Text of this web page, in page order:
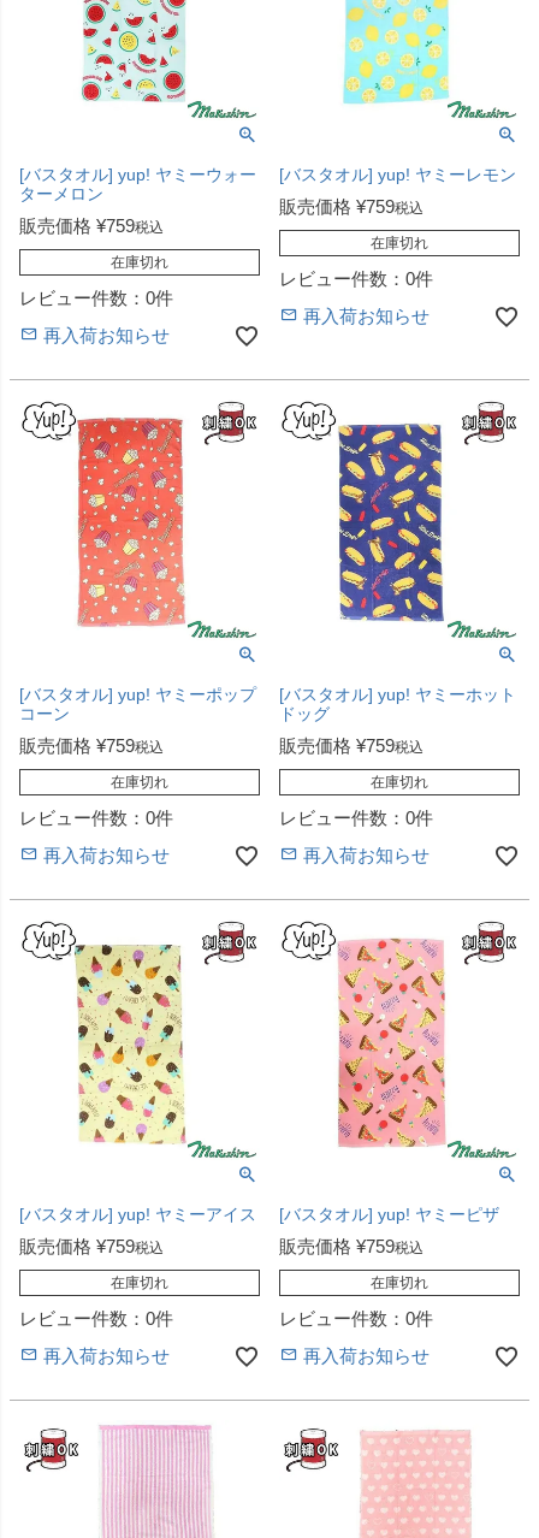
[バスタオル] yup! ヤミーウォー
ターメロン
販売価格 ¥759税込
在庫切れ
レビュー件数：0件
再入荷お知らせ
[バスタオル] yup! ヤミーレモン
販売価格 ¥759税込
在庫切れ
レビュー件数：0件
再入荷お知らせ
[バスタオル] yup! ヤミーポップ
コーン
販売価格 ¥759税込
在庫切れ
レビュー件数：0件
再入荷お知らせ
[バスタオル] yup! ヤミーホット
ドッグ
販売価格 ¥759税込
在庫切れ
レビュー件数：0件
再入荷お知らせ
[バスタオル] yup! ヤミーアイス
販売価格 ¥759税込
在庫切れ
レビュー件数：0件
再入荷お知らせ
[バスタオル] yup! ヤミーピザ
販売価格 ¥759税込
在庫切れ
レビュー件数：0件
再入荷お知らせ